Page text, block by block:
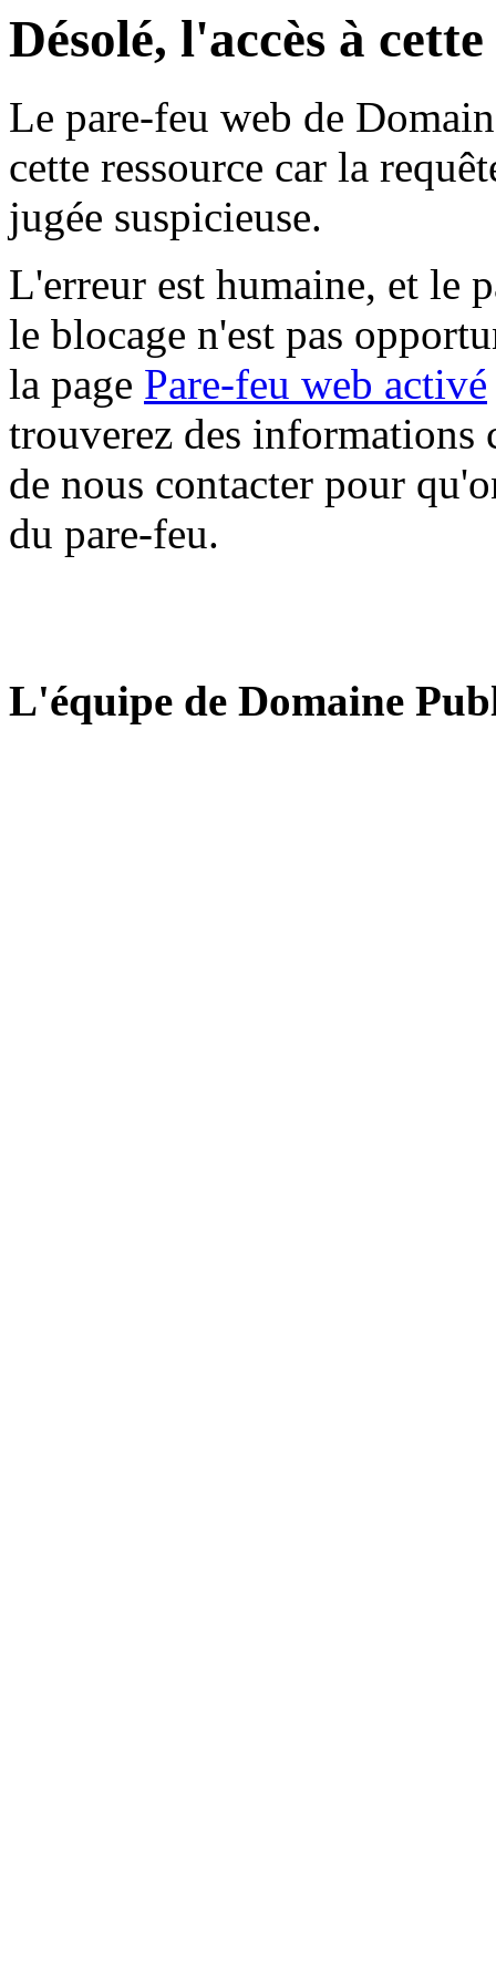
Désolé, l'accès à
Le pare-feu web de
cette ressource car la
jugée suspicieuse.
L'erreur est humaine, et le
le blocage n'est pas
la page Pare-feu web activé
trouverez des informations
de nous contacter pour
du pare-feu.
L'équipe de Domaine